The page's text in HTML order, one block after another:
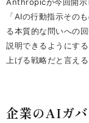
「AIの行動指示その
る本質的な問いへの
説明できるようにす
上げる戦略だと言える
企業のAIガ